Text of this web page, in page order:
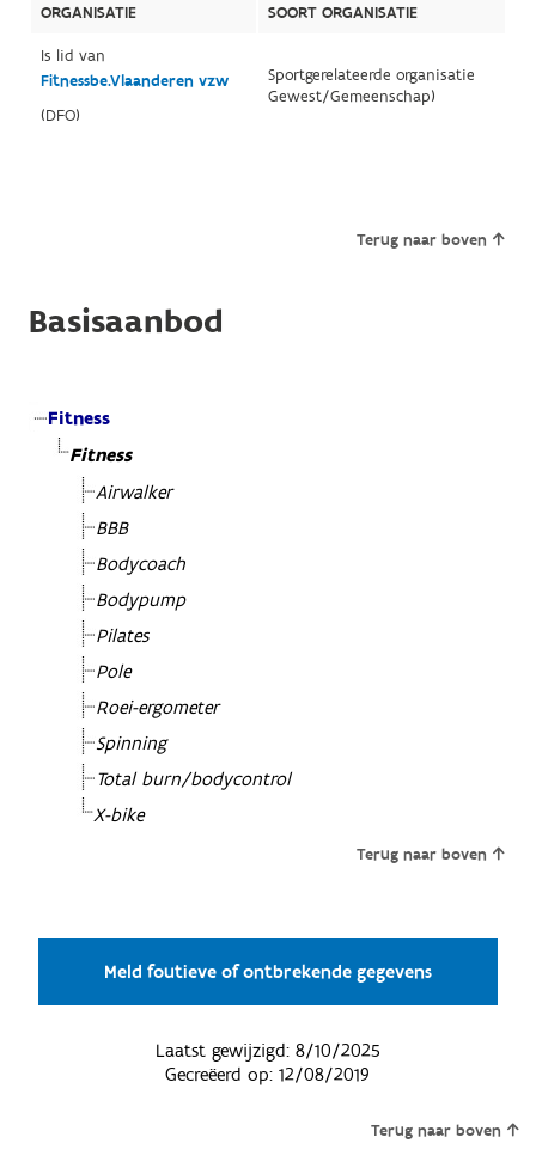
ORGANISATIE
SOORT ORGANISATIE
Is lid van
Fitnessbe.Vlaanderen vzw
(DFO)
Sportgerelateerde organisatie
Gewest/Gemeenschap)
Terug naar boven
Basisaanbod
Fitness
Fitness
Airwalker
BBB
Bodycoach
Bodypump
Pilates
Pole
Roei-ergometer
Spinning
Total burn/bodycontrol
X-bike
Terug naar boven
Meld foutieve of ontbrekende gegevens
Laatst gewijzigd: 8/10/2025
Gecreëerd op:12/08/2019
Terug naar boven